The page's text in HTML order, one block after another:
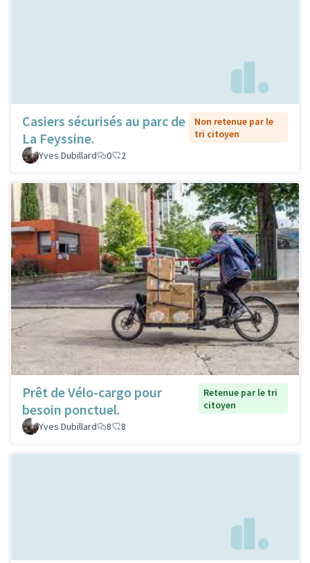
Casiers sécurisés au parc de
La Feyssine.
Non retenue par le
tri citoyen
Yves Dubillard
0 2
Prêt de Vélo-cargo pour
besoin ponctuel.
Retenue par le tri
citoyen
Yves Dubillard
8 8